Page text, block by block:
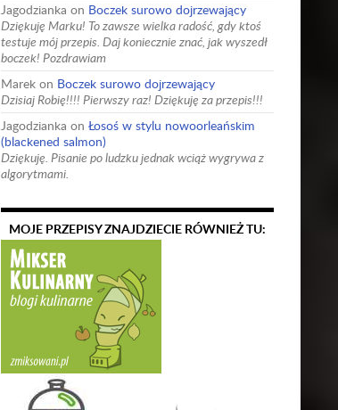
Jagodzianka on Boczek surowo dojrzewający
Dziękuję Marku! To zawsze wielka radość, gdy ktoś
testuje mój przepis. Daj koniecznie znać, jak wyszedł
boczek! Pozdrawiam
Marek on Boczek surowo dojrzewający
Dzisiaj Robię!!!! Pierwszy raz! Dziękuję za przepis!!!
Jagodzianka on Łosoś w stylu nowoorleańskim
(blackened salmon)
Dziękuję. Pisanie po ludzku jednak wciąż wygrywa z
algorytmami.
MOJE PRZEPISY ZNAJDZIECIE RÓWNIEŻ TU: